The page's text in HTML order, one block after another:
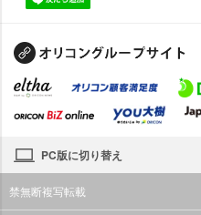
PC版に切り替え
禁無断複写転載